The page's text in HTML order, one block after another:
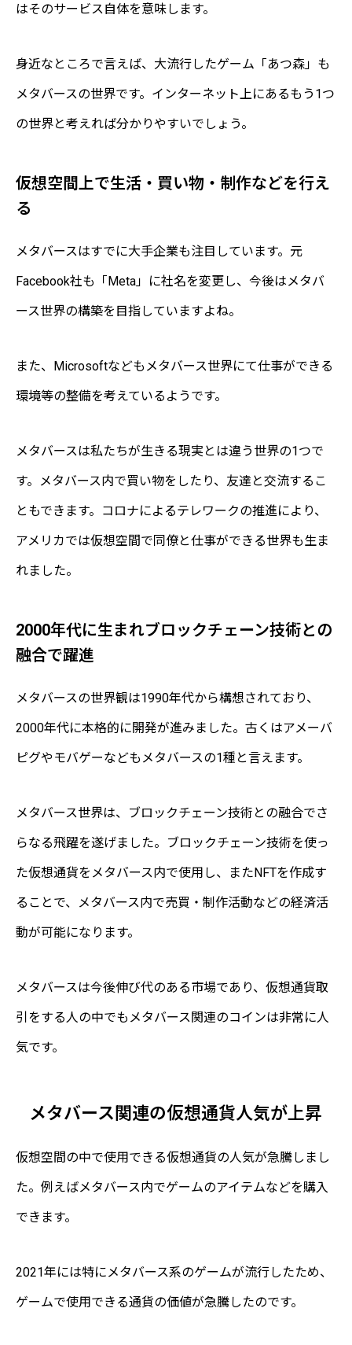
はそのサービス自体を意味します。
身近なところで言えば、大流行したゲーム「あつ森」も
メタバースの世界です。インターネット上にあるもう1つ
の世界と考えれば分かりやすいでしょう。
仮想空間上で生活・買い物・制作などを行え
る
メタバースはすでに大手企業も注目しています。元
Facebook社も「Meta」に社名を変更し、今後はメタバ
ース世界の構築を目指していますよね。
また、Microsoftなどもメタバース世界にて仕事ができる
環境等の整備を考えているようです。
メタバースは私たちが生きる現実とは違う世界の1つで
す。メタバース内で買い物をしたり、友達と交流するこ
ともできます。コロナによるテレワークの推進により、
アメリカでは仮想空間で同僚と仕事ができる世界も生ま
れました。
2000年代に生まれブロックチェーン技術との
融合で躍進
メタバースの世界観は1990年代から構想されており、
2000年代に本格的に開発が進みました。古くはアメーバ
ピグやモバゲーなどもメタバースの1種と言えます。
メタバース世界は、ブロックチェーン技術との融合でさ
らなる飛躍を遂げました。ブロックチェーン技術を使っ
た仮想通貨をメタバース内で使用し、またNFTを作成す
ることで、メタバース内で売買・制作活動などの経済活
動が可能になります。
メタバースは今後伸び代のある市場であり、仮想通貨取
引をする人の中でもメタバース関連のコインは非常に人
気です。
メタバース関連の仮想通貨人気が上昇
仮想空間の中で使用できる仮想通貨の人気が急騰しまし
た。例えばメタバース内でゲームのアイテムなどを購入
できます。
2021年には特にメタバース系のゲームが流行したため、
ゲームで使用できる通貨の価値が急騰したのです。